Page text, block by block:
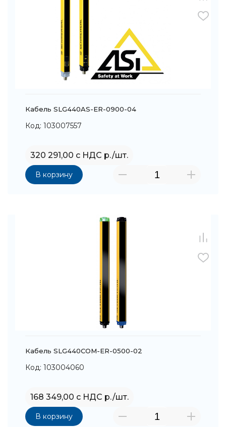
Кабель SLG440AS-ER-0900-04
Код: 103007557
320 291,00 с НДС р./шт.
В корзину
Кабель SLG440COM-ER-0500-02
Код: 103004060
168 349,00 с НДС р./шт.
В корзину